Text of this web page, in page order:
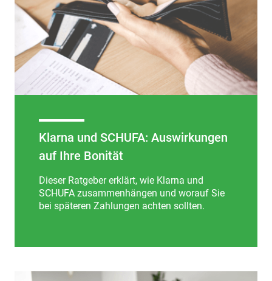
Klarna und SCHUFA: Auswirkungen
auf Ihre Bonität
Dieser Ratgeber erklärt, wie Klarna und
SCHUFA zusammenhängen und worauf Sie
bei späteren Zahlungen achten sollten.